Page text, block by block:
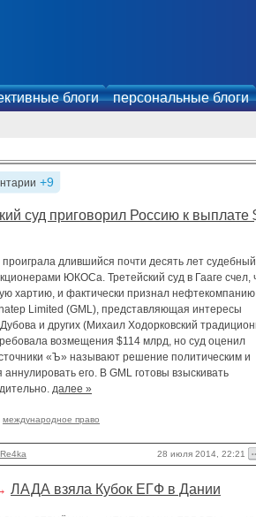
блоги персональные блоги
+9
суд приговорил Россию к выплате
длившийся почти десять лет судебный
ЮКОСа. Третейский суд в Гааге счел,
хартию, и фактически признал нефтекомпанию
Limited (GML), представляющая интересы
и других (Михаил Ходорковский
возмещения $114 млрд, но суд оценил
«Ъ» называют решение политическим и
его. В GML готовы взыскивать
далее »
международное право
Re4ka 28 июля 2014, 22:21
ЛАДА взяла Кубок ЕГФ в Дании